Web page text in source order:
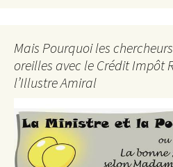
Mais Pourquoi les
oreilles avec le Crédit Impôt
l’Illustre Amiral